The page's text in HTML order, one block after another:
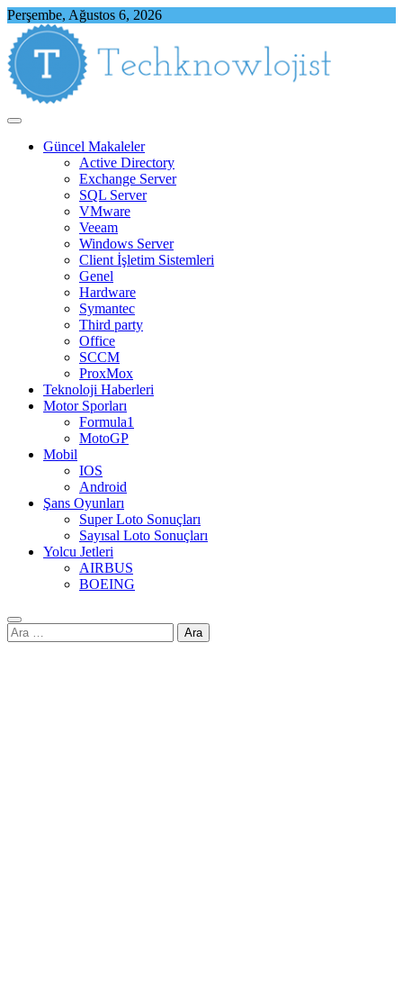
Skip
content
Perşembe, Ağustos 6, 2026
Güncel Makaleler
Active Directory
Exchange Server
SQL Server
VMware
Veeam
Windows Server
Client İşletim Sistemleri
Genel
Hardware
Symantec
Third party
Office
SCCM
ProxMox
Teknoloji Haberleri
Motor Sporları
Formula1
MotoGP
Mobil
IOS
Android
Şans Oyunları
Super Loto Sonuçları
Sayısal Loto Sonuçları
Yolcu Jetleri
AIRBUS
BOEING
Arama: